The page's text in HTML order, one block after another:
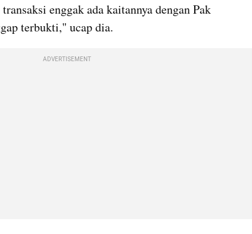
enggak ada kaitannya dengan Pak
terbukti," ucap dia.
ADVERTISEMENT